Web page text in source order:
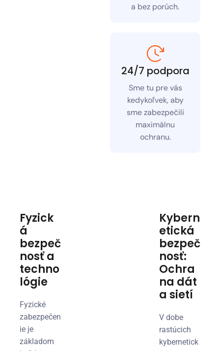
a bez porúch.
24/7 podpora
Sme tu pre vás
kedykoľvek, aby
sme zabezpečili
maximálnu
ochranu.
Fyzick
á
bezpeč
nosť a
techno
lógie
Fyzické
zabezpečen
ie je
základom
Kybern
etická
bezpeč
nosť:
Ochra
na dát
a sietí
V dobe
rastúcich
kybernetick